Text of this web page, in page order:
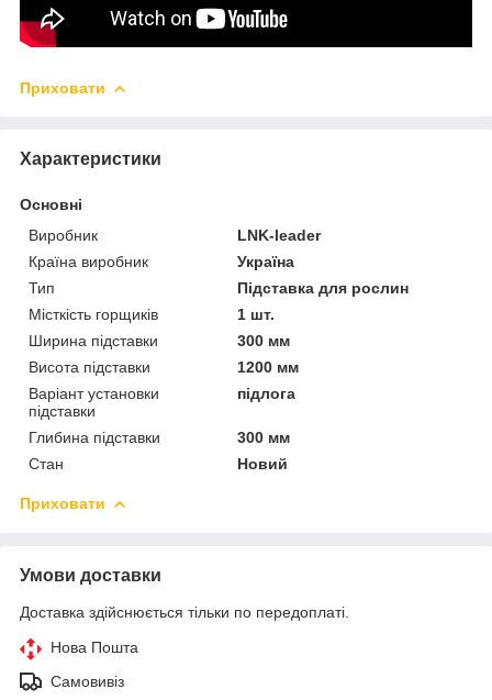
Приховати
Характеристики
Основні
Виробник
LNK-leader
Країна виробник
Україна
Тип
Підставка для рослин
Місткість горщиків
1 шт.
Ширина підставки
300 мм
Висота підставки
1200 мм
Варіант установки
підставки
підлога
Глибина підставки
300 мм
Стан
Новий
Приховати
Умови доставки
Доставка здійснюється тільки по передоплаті.
Нова Пошта
Самовивіз